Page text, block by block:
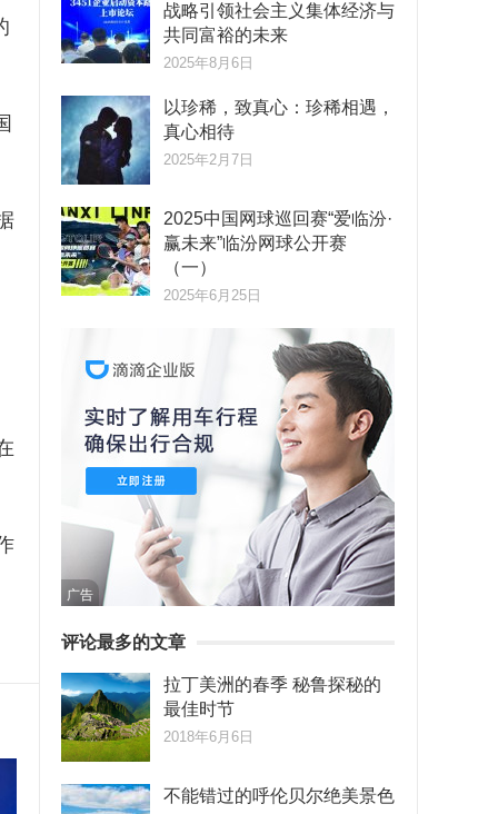
战略引领社会主义集体经济与
共同富裕的未来
2025年8月6日
以珍稀，致真心：珍稀相遇，
真心相待
2025年2月7日
2025中国网球巡回赛“爱临汾·
赢未来”临汾网球公开赛
（一）
2025年6月25日
广告
评论最多的文章
拉丁美洲的春季 秘鲁探秘的
最佳时节
2018年6月6日
不能错过的呼伦贝尔绝美景色